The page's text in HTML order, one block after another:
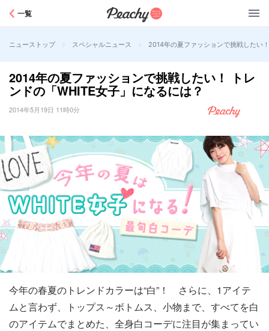
一覧
ニューストップ > スペシャルニュース > 2014年の夏ファッションで挑戦したい
2014年の夏ファッションで挑戦したい！ トレ
ンドの「WHITE女子」になるには？
2014年5月19日 11時0分
今年の春夏のトレンドカラーは“白”！ さらに、1アイテ
ムと言わず、トップス～ボトムス、小物まで、すべてを白
のアイテムでまとめた、全身白コーデに注目が集まってい